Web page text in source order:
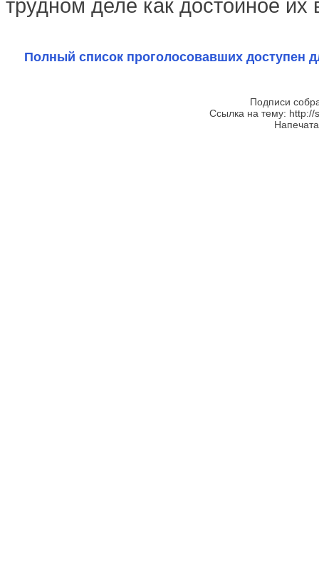
трудном деле как достойное их
Полный список проголосовавших доступен
Подписи
Ссылка на тему: http://